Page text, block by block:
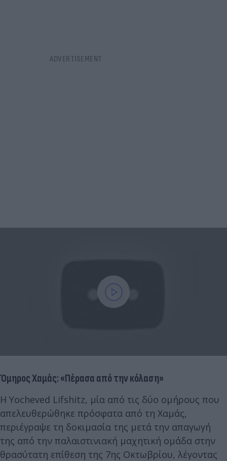
Όμηρος Χαμάς: «Πέρασα από την κόλαση»
Η Yocheved Lifshitz, μία από τις δύο ομήρους που
απελευθερώθηκε πρόσφατα από τη Χαμάς,
περιέγραψε τη δοκιμασία της μετά την απαγωγή
της από την παλαιστινιακή μαχητική ομάδα στην
θρασύτατη επίθεση της 7ης Οκτωβρίου, λέγοντας